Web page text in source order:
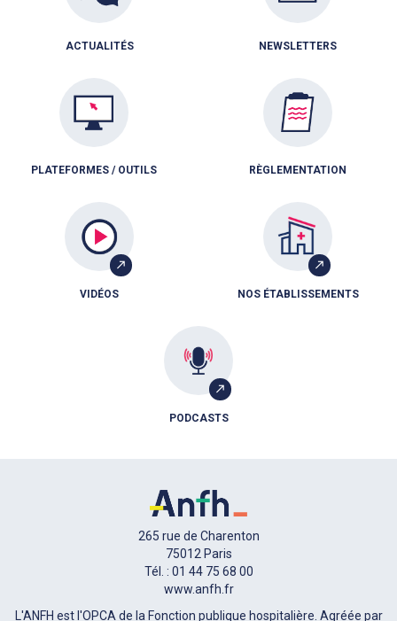
ACTUALITÉS NEWSLETTERS
PLATEFORMES / OUTILS RÈGLEMENTATION
VIDÉOS NOS ÉTABLISSEMENTS
PODCASTS
265 rue de Charenton
75012 Paris
Tél. : 01 44 75 68 00
www.anfh.fr
L'ANFH est l'OPCA de la Fonction publique hospitalière. Agréée par